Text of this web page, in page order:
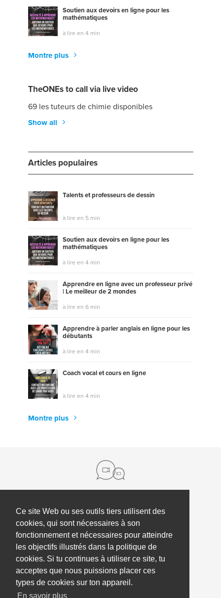
Ce site Web ou ses outils tiers utilisent des
cookies, qui sont nécessaires à son
fonctionnement et nécessaires pour atteindre
les objectifs illustrés dans la politique de
cookies. Si tu continues à utiliser ce site, tu
acceptes que nous puissions placer ces
types de cookies sur ton appareil.
En savoir plus
Soutien aux devoirs en ligne pour les
mathématiques
à lire en 4 min
Montre plus
TheONEs to call via live video
69 les tuteurs de chimie disponibles
Show all
Articles populaires
Talents et professeurs de dessin
à lire en 5 min
Soutien aux devoirs en ligne pour les
mathématiques
à lire en 4 min
Apprendre en ligne avec un professeur privé
| Le meilleur de 2 mondes
à lire en 6 min
Apprendre à parler anglais en ligne pour les
débutants
à lire en 4 min
Coach vocal et cours en ligne
à lire en 4 min
Montre plus
à propos de nous
Contact
Presse
Partner & investor
Coaching d'employés
Conditions générales & politique de
confidentialité